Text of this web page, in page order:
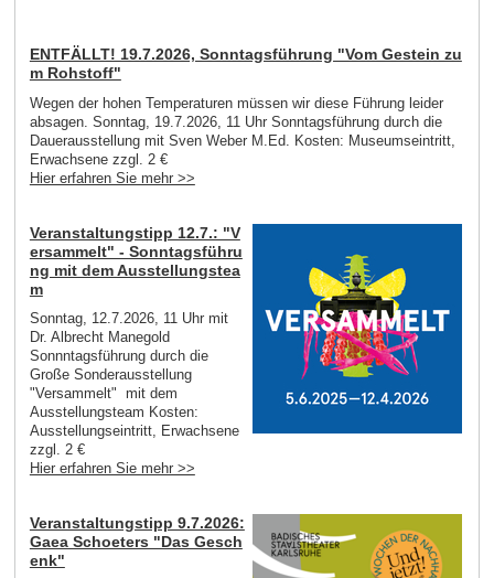
ENTFÄLLT! 19.7.2026, Sonntagsführung "Vom Gestein zu
m Rohstoff"
Wegen der hohen Temperaturen müssen wir diese Führung leider
absagen. Sonntag, 19.7.2026, 11 Uhr Sonntagsführung durch die
Dauerausstellung mit Sven Weber M.Ed. Kosten: Museumseintritt,
Erwachsene zzgl. 2 €
Hier erfahren Sie mehr >>
Veranstaltungstipp 12.7.: "V
ersammelt" - Sonntagsführu
ng mit dem Ausstellungstea
m
Sonntag, 12.7.2026, 11 Uhr mit
Dr. Albrecht Manegold
Sonnntagsführung durch die
Große Sonderausstellung
"Versammelt" mit dem
Ausstellungsteam Kosten:
Ausstellungseintritt, Erwachsene
zzgl. 2 €
Hier erfahren Sie mehr >>
Veranstaltungstipp 9.7.2026:
Gaea Schoeters "Das Gesch
enk"